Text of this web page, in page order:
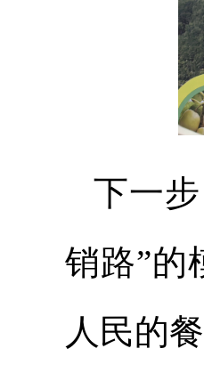
下一
销路”的
人民的